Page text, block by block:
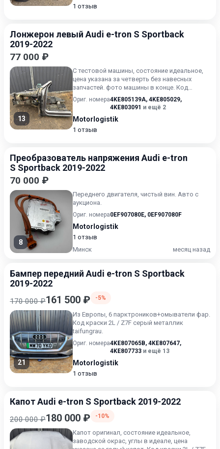
1 отзыв
Лонжерон левый Audi e-tron S Sportback
2019-2022
77 000 ₽
13
С тестовой машины, состояние идеальное,
цена указана за четверть без навесных
запчастей. фото машины в конце. Код
краски 2L / Z7F серый мета...
Ориг. номера4KE805139A, 4KE805029,
4KE803091 и ещё 2
Motorlogistik
1 отзыв
Преобразователь напряжения Audi e-tron
S Sportback 2019-2022
70 000 ₽
8
Переднего двигателя, чистый вин. Авто с
аукциона.
Ориг. номера0EF907080E, 0EF907080F
Motorlogistik
1 отзыв
Минск
месяц назад
Бампер передний Audi e-tron S Sportback
2019-2022
170 000 ₽161 500 ₽ -5%
21
Из Европы, 6 парктроников+омыватели фар.
Код краски 2L / Z7F серый металлик
taifungrau.
Ориг. номера4KE807065B, 4KE807647,
4KE807733 и ещё 13
Motorlogistik
1 отзыв
Капот Audi e-tron S Sportback 2019-2022
200 000 ₽180 000 ₽ -10%
Капот оригинал, состояние идеальное,
заводской окрас, углы в идеале, цена